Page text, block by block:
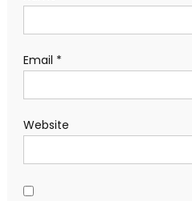
Email *
Website